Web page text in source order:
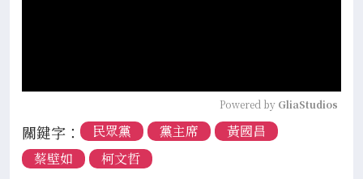
Powered by GliaStudios
關鍵字： 民眾黨 黨主席
黃國昌
蔡壁如
柯文哲